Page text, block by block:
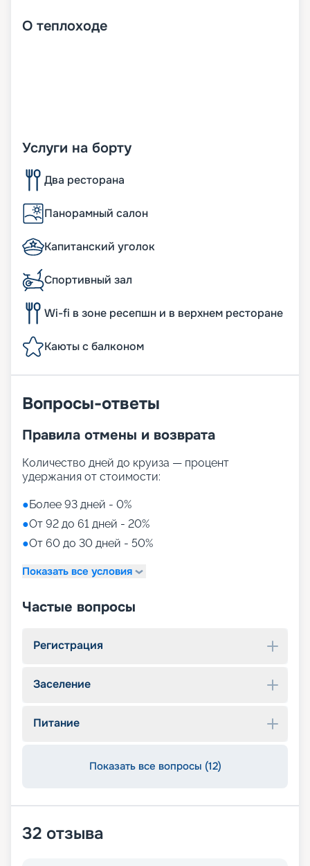
О теплоходе
Услуги на борту
Два ресторана
Панорамный салон
Капитанский уголок
Спортивный зал
Wi-fi в зоне ресепшн и в верхнем ресторане
Каюты с балконом
Вопросы-ответы
Правила отмены и возврата
Количество дней до круиза — процент
удержания от стоимости:
●Более 93 дней - 0%
●От 92 до 61 дней - 20%
●От 60 до 30 дней - 50%
Показать все условия
Частые вопросы
Регистрация
Заселение
Питание
Показать все вопросы (12)
32 отзыва